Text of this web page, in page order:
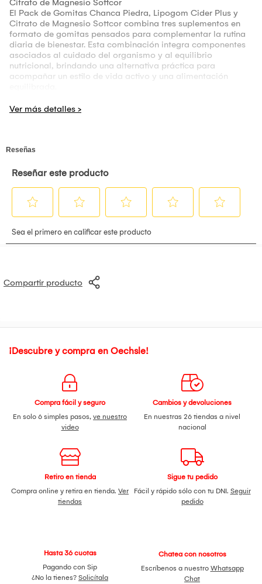
Citrato de Magnesio Sottcor
El Pack de Gomitas Chanca Piedra, Lipogom Cider Plus y
Citrato de Magnesio Sottcor combina tres suplementos en
formato de gomitas pensados para complementar la rutina
diaria de bienestar. Esta combinación integra componentes
asociados al cuidado del organismo y al equilibrio
nutricional, brindando una alternativa práctica para
acompañar un estilo de vida activo y una alimentación
sistema urinario y ayuda a favorecer el funcionamiento
gomitas brinda una alternativa sencilla de consumir para
Modo de uso: Consumir 2 gomitas de cada producto al día,
sugiere mantener un consumo regular dentro de la rutina
diaria, acompañando siempre con suficiente agua.
Indicaciones: Su uso no es recomendable para consumo por
indicación profesional competente y no reemplaza a una
alimentación balanceada. Mantener en un lugar fresco, seco
Contenido: 1 Frasco de Gomitas Chanca Piedra, 1 Frasco de
Gomitas Lipogom y 1 Frasco de Gomitas Citrato de
Compartir producto
¡Descubre y compra en Oechsle!
Compra fácil y seguro
En solo 6 simples pasos, ve nuestro
video
Cambios y devoluciones
En nuestras 26 tiendas a nivel
nacional
Retiro en tienda
Compra online y retira en tienda. Ver
tiendas
Sigue tu pedido
Fácil y rápido sólo con tu DNI. Seguir
pedido
Hasta 36 cuotas
Pagando con Sip
¿No la tienes? Solicítala
Chatea con nosotros
Escríbenos a nuestro Whatsapp
Chat